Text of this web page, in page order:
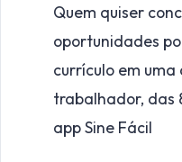
Quem quiser
oportunidades
currículo em
trabalhador, das
app Sine Fácil